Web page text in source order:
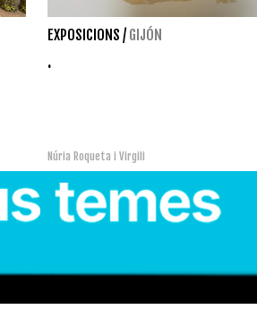
EXPOSICIONS / GIJÓN
.
Núria Roqueta i Virgili